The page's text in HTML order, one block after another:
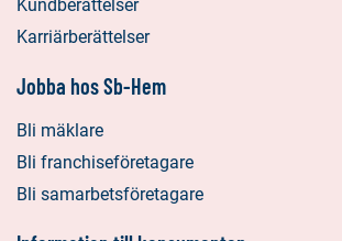
Kundberättelser
Karriärberättelser
Jobba hos Sb-Hem
Bli mäklare
Bli franchiseföretagare
Bli samarbetsföretagare